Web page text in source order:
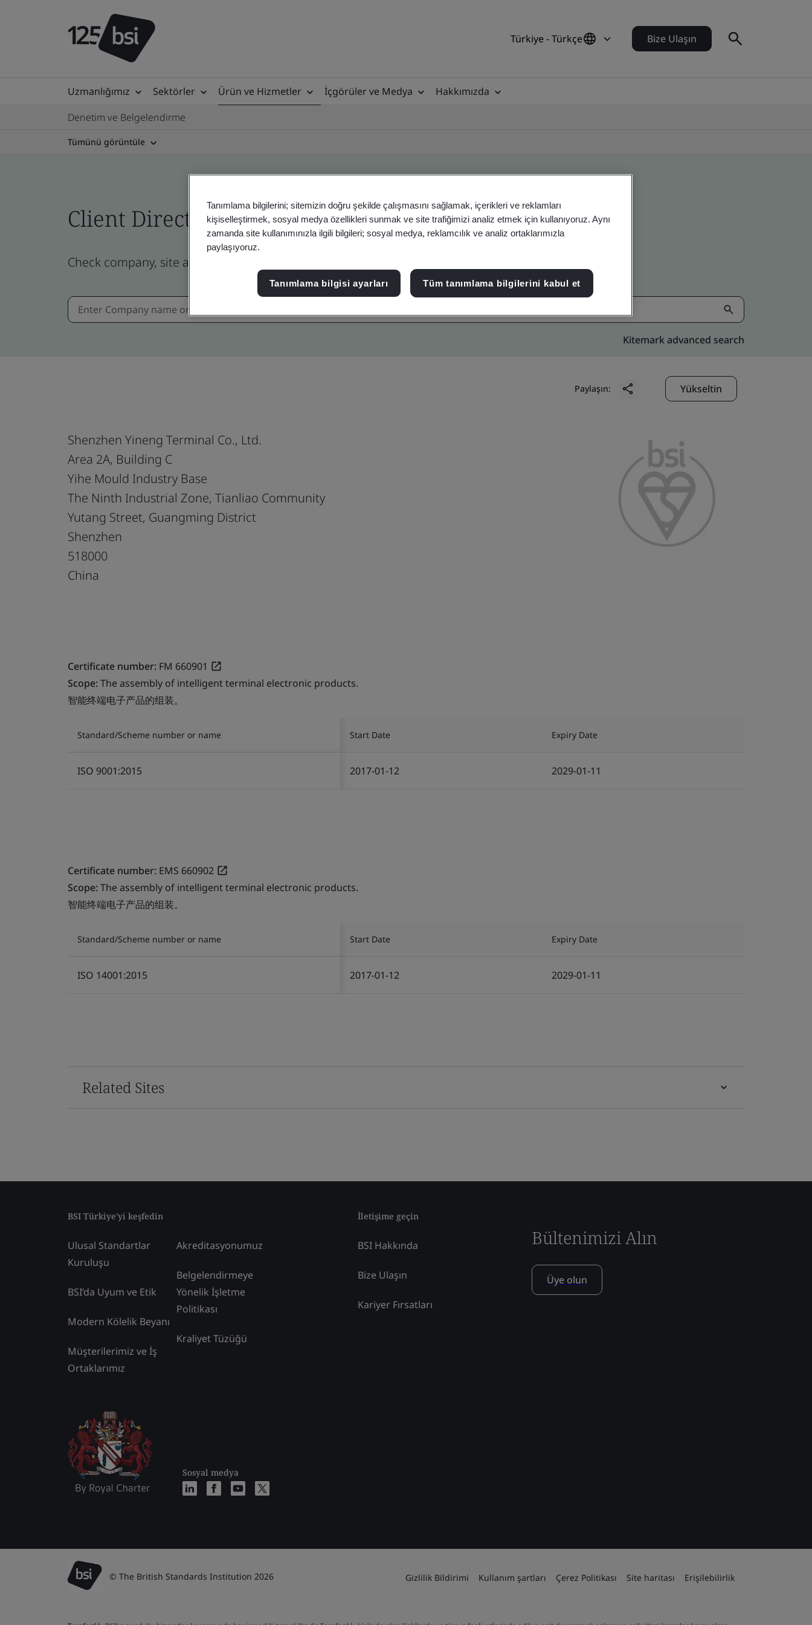
Türkiye - Türkçe Bize Ulaşın
Uzmanlığımız Sektörler Ürün ve Hizmetler İçgörüler ve Medya
Hakkımızda
Denetim ve Belgelendirme
Tümünü görüntüle
Client Directory profile
Check company, site and product certificates - Validation and Verification
Kitemark advanced search
Paylaşın: Yükseltin
Shenzhen Yineng Terminal Co., Ltd.
Area 2A, Building C
Yihe Mould Industry Base
The Ninth Industrial Zone, Tianliao Community
Yutang Street, Guangming District
Shenzhen
518000
China
Certificate number: FM 660901
Scope:The assembly of intelligent terminal electronic products.
智能终端电子产品的组装。
Standard/Scheme number or name Start Date Expiry Date
ISO 9001:2015 2017-01-12 2029-01-11
Certificate number: EMS 660902
Scope:The assembly of intelligent terminal electronic products.
智能终端电子产品的组装。
Standard/Scheme number or name Start Date Expiry Date
ISO 14001:2015 2017-01-12 2029-01-11
Related Sites
BSI Türkiye'yi keşfedin
Ulusal Standartlar
Kuruluşu
BSI’da Uyum ve Etik
Modern Kölelik Beyanı
Müşterilerimiz ve İş
Ortaklarımız
Akreditasyonumuz
Belgelendirmeye
Yönelik İşletme
Politikası
Kraliyet Tüzüğü
Sosyal medya
İletişime geçin
BSI Hakkında
Bize Ulaşın
Kariyer Fırsatları
Bültenimizi Alın
Üye olun
© The British Standards Institution 2026 Gizlilik Bildirimi Kullanım şartları Çerez Politikası Site haritası Erişilebilirlik
Tanımlama bilgilerini; sitemizin doğru şekilde çalışmasını sağlamak, içerikleri ve reklamları
kişiselleştirmek, sosyal medya özellikleri sunmak ve site trafiğimizi analiz etmek için kullanıyoruz. Aynı
zamanda site kullanımınızla ilgili bilgileri; sosyal medya, reklamcılık ve analiz ortaklarımızla
paylaşıyoruz.
Tanımlama bilgisi ayarları Tüm tanımlama bilgilerini kabul et